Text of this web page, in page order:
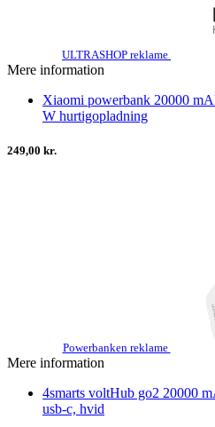
ULTRASHOP reklame
Mere information
Xiaomi powerbank 20000
W hurtigopladning
249,00 kr.
Powerbanken reklame
Mere information
4smarts voltHub go2 20000
usb-c, hvid